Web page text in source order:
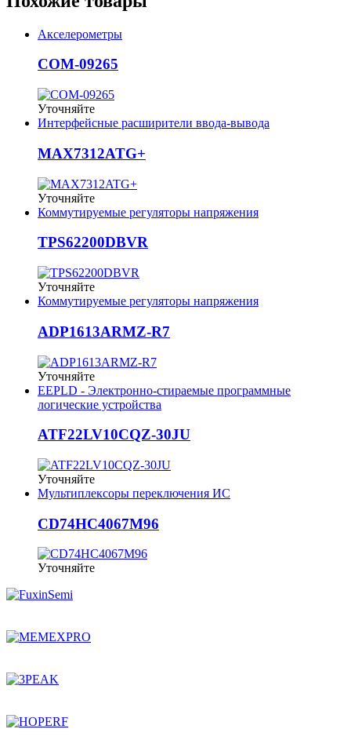
Акселерометры
COM-09265
Уточняйте
Интерфейсные расширители ввода-вывода
MAX7312ATG+
Уточняйте
Коммутируемые регуляторы напряжения
TPS62200DBVR
Уточняйте
Коммутируемые регуляторы напряжения
ADP1613ARMZ-R7
Уточняйте
EEPLD - Электронно-стираемые программные
логические устройства
ATF22LV10CQZ-30JU
Уточняйте
Мультиплексоры переключения ИС
CD74HC4067M96
Уточняйте